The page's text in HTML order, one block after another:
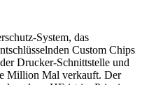
System, das
Custom Chips
Drucker-Schnittstelle und
Million Mal verkauft. Der